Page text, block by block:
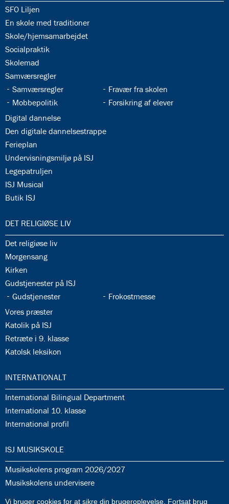
34.1:
SFO Liljen
34.2:
En skole med traditioner
34.3:
Skole/hjemsamarbejdet
34.4:
Socialpraktik
34.5:
Skolemad
34.6:
Samværsregler
34.7:
Samværsregler 34.8:
Fravær fra skolen
34.9:
Mobbepolitik 34.10:
Forsikring af elever
34.11:
Digital dannelse
34.12:
Den digitale dannelsestrappe
34.13:
Ferieplan
34.14:
Undervisningsmiljø på ISJ
34.15:
Legepatruljen
34.16:
ISJ Musical
34.17:
Butik ISJ
35.0:
DET RELIGIØSE LIV
35.1:
Det religiøse liv
35.2:
Morgensang
35.3:
Kirken
35.4:
Gudstjenester på ISJ
35.5:
Gudstjenester 35.6:
Frokostmesse
35.7:
Vores præster
35.8:
Katolik på ISJ
35.9:
Retræte i 9. klasse
35.10:
Katolsk leksikon
36.0:
INTERNATIONALT
36.1:
International Bilingual Department
36.2:
International 10. klasse
36.3:
International profil
37.0:
ISJ MUSIKSKOLE
37.1:
Musikskolens program 2026/2027
37.2:
Musikskolens undervisere
Vi bruger cookies for at sikre din brugeroplevelse. Fortsat brug